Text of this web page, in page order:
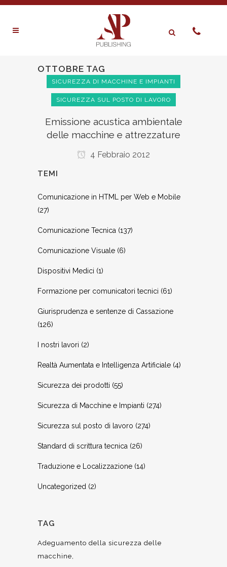
OTTOBRE TAG
SICUREZZA DI MACCHINE E IMPIANTI
SICUREZZA SUL POSTO DI LAVORO
Emissione acustica ambientale
delle macchine e attrezzature
4 Febbraio 2012
TEMI
Comunicazione in HTML per Web e Mobile
(27)
Comunicazione Tecnica (137)
Comunicazione Visuale (6)
Dispositivi Medici (1)
Formazione per comunicatori tecnici (61)
Giurisprudenza e sentenze di Cassazione
(126)
I nostri lavori (2)
Realtà Aumentata e Intelligenza Artificiale (4)
Sicurezza dei prodotti (55)
Sicurezza di Macchine e Impianti (274)
Sicurezza sul posto di lavoro (274)
Standard di scrittura tecnica (26)
Traduzione e Localizzazione (14)
Uncategorized (2)
TAG
Adeguamento della sicurezza delle
macchine